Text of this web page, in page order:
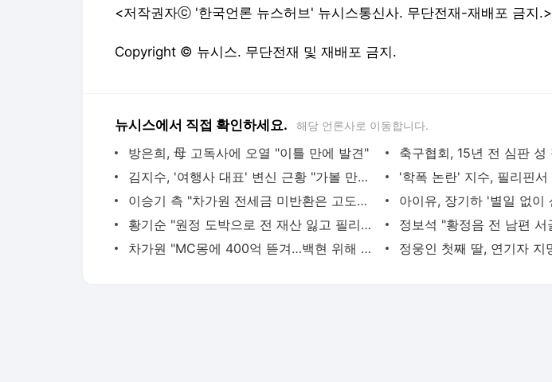
<저작권자ⓒ '한국언론 뉴스허브' 뉴시스통신사. 무단전재-재배포 금지.>
Copyright © 뉴시스. 무단전재 및 재배포 금지.
뉴시스에서 직접 확인하세요. 해당 언론사로 이동합니다.
방은희, 母 고독사에 오열 "이틀 만에 발견"
김지수, '여행사 대표' 변신 근황 "가볼 만하니…"
이승기 측 "차가원 전세금 미반환은 고도의 사기 수법…엄벌 원해"
황기순 "원정 도박으로 전 재산 잃고 필리핀 도피"
차가원 "MC몽에 400억 뜯겨…백현 위해 도박빚 갚아줘"